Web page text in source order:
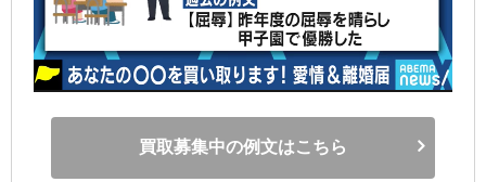
買取募集中の例文はこちら